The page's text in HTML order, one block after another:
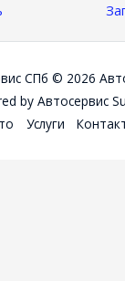
СПб © 2026
by Автосервис
Услуги